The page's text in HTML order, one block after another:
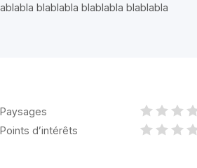
blablabla blablabla blablabla
Paysages
Points d’intérêts